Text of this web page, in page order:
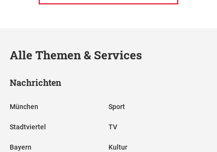
Alle Themen & Services
Nachrichten
München
Stadtviertel
Bayern
Sport
TV
Kultur